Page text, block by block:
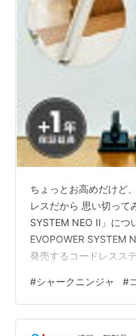
ちょっとお高めだけど
レスだから 思い切って
SYSTEM NEO II」につ
EVOPOWER SYSTEM
発売するコードレスス
す。発売日は2023年9
円、上位モデル「
＋」は88,000円です。
#シャークニンジャ #